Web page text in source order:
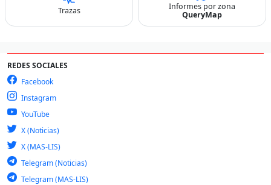
Trazas
Informes por zona
QueryMap
REDES SOCIALES
Facebook
Instagram
YouTube
X (Noticias)
X (MAS-LIS)
Telegram (Noticias)
Telegram (MAS-LIS)